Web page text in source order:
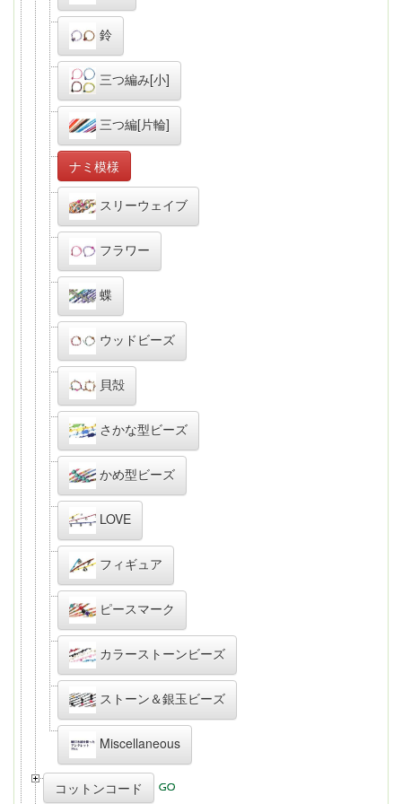
鈴
三つ編み[小]
三つ編[片輪]
ナミ模様
スリーウェイブ
フラワー
蝶
ウッドビーズ
貝殻
さかな型ビーズ
かめ型ビーズ
LOVE
フィギュア
ピースマーク
カラーストーンビーズ
ストーン＆銀玉ビーズ
Miscellaneous
コットンコード